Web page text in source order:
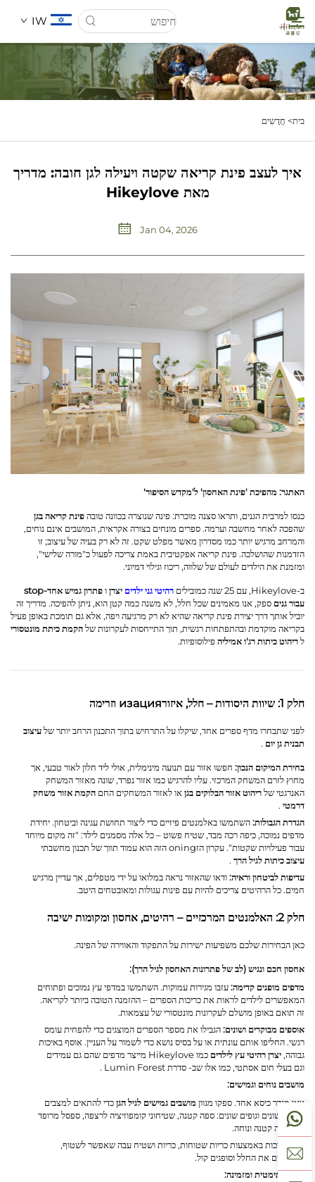
IW
דף הבית
מוצרים
הורד
לְהִתְחַבֵּר אֵלֵינוּ
בְּלוֹגִים
בית> חֲדָשִים
איך לעצב פינת קריאה שקטה ויעילה לגן חובה: מדריך
מאת Hikeylove
Jan 04, 2026
האתגר: מהפיכת 'פינת האחסון' ל'מקדש הסיפור'
כנסו למרבית הגנים, ותראו סצנה מוכרת: פינה שנוצרה בכוונה טובהפינת קריאה בגן
שהפכה לאחר מחשבה וערמה. ספרים מונחים בצורה אקראית, המושבים אינם נוחים,
והמרחב מרגיש יותר כמו מסדרון מאשר מפלט שקט. זה לא רק בעיה של עיצוב; זו
הזדמנות שהושלכה. פינת קריאה אפקטיבית באמת צריכה לפעול כ"מורה שלישי",
ומזמנת את הילדים לעולם של שלווה, ריכוז וגילוי דמיוני.
ב-Hikeylove, עם 25 שנה כמובילים רהיטי גני ילדים יצרןו
פתרון גמיש אחד-stop
עבור גנים ספק, אנו מאמינים שכל חלל, לא משנה כמה קטן הוא, ניתן להפיכה. מדריך זה
יוביל אותך דרך יצירת פינת קריאה שהיא לא רק מרגיעה ויפה, אלא גם תומכת באופן פעיל
בקריאה מוקדמת ובהתפתחות רגשית, תוך התייחסות לעקרונות שלהקמת כיתת מונטסורי
לריהוט כיתות רג'ו אמיליה פילוסופיות.
חלק 1: שיוות היסודות – חלל, איזורизация וזרימה
לפני שתבחרו מדף ספרים אחד, שיקלו על התרחיש בתוך התכנון הרחב יותר שלעיצוב
תבנית גן יום .
בחירת המיקום הנכון: חפשו אזור עם תנועה מינימלית, אולי ליד חלון לאור טבעי, אך
מחוץ לזרם המשחק המרכזי. עליו להרגיש כמו אזור נפרד, שונה מאזור המשחק
האנרגטי שלריהוט אזור הבלוקים בגןאו לאזור המשחקים החם הקמת אזור משחק
דרמטי .
הגדרת הגבולות:השתמשו באלמנטים פיזיים כדי ליצור תחושת עגינה וביטחון. יחידת
מדפים נמוכה, כיפה רכה מבד, שטיח פשוט – כל אלה מסמנים לילד: "זה מקום מיוחד
עבור פעילויות שקטות". עקרון הזoning הזה הוא עמוד תווך של תכנון מחשבתי
עיצוב כיתות לגיל הרך .
עדיפות לביטחון וראיה:ודאו שהאזור נראה במלואו על ידי מטפלים, אך עדיין מרגיש
חמים. כל הרהיטים צריכים להיות עם פינות עגולות ומאובטחים היטב.
חלק 2: האלמנטים המרכזיים – רהיטים, אחסון ומקומות ישיבה
כאן הבחירות שלכם משפיעות ישירות על התפקוד והאווירה של הפינה.
אחסון חכם ונגיש (לב של פתרונות האחסון לגיל הרך):
מדפים מופנים קדימה:עזבו מגירות עמוקות. השתמשו במדפי עץ נמוכים ופתוחים
המאפשרים לילדים לראות את כריכות הספרים – ההזמנה הטובה ביותר לקריאה.
זה תואם באופן מושלם לעקרונות מונטסורי של עצמאות.
אוספים מבוקרים ושונים:הגבילו את מספר הספרים המוצגים כדי להפחית עומס
רגשי. החליפו אותם עונתית או על בסיס נושא כדי לשמור על העניין. אוסף באיכות
גבוהה,יצרן רהיטי עץ לילדים
כמו Hikeylove מייצר מדפים שהם גם עמידים
וגם בעלי חום אסתטי, כמו אלו שב-סדרת Lumin Forest
.
מושבים נוחים וגמישים:
צאו מגדר כיסא אחד. ספקו מגוון מושבים גמישים לגיל הגןכדי להתאים למצבים
רוחיים שונים וגופים שונים: ספה קטנה, שטיחוני קומפוזיציה לרצפה, ספסל מרופד
או כורסה קטנה ונוחה.
הכניסו רכות באמצעות כריות שטוחות, כריות ושטיח עבה שאפשר לשטוף,
שמגדירים את החלל וסופגים קול.
אווירה תימטית ומזמינה: